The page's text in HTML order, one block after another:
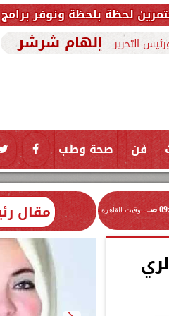
ونوفر برامج عمرة تناسب
التحرير إلهام شرشر
فن صحة وطب
صـ بتوقيت القاهرة مقال